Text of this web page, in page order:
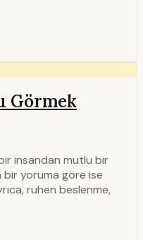
Görmek
insandan mutlu bir
bir yoruma göre ise
ruhen beslenme,